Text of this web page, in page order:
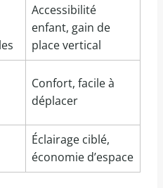
Accessibilité
enfant, gain de
place vertical
Confort, facile à
déplacer
Éclairage ciblé,
économie d’espace